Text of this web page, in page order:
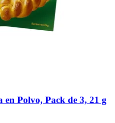
en Polvo, Pack de 3, 21 g